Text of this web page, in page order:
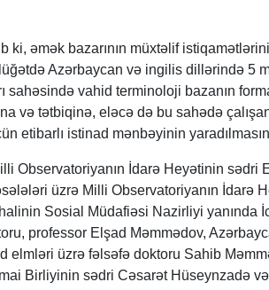
ki, əmək bazarının müxtəlif
Azərbaycan və ingilis dillərində 5
sahəsində vahid terminoloji bazanın
və tətbiqinə, eləcə də bu sahədə
etibarlı istinad mənbəyinin
Observatoriyanın İdarə Heyətinin sədri
üzrə Milli Observatoriyanın İdarə
Sosial Müdafiəsi Nazirliyi yanında
professor Elşad Məmmədov,
elmləri üzrə fəlsəfə doktoru Sahib
Birliyinin sədri Cəsarət Hüseynzadə